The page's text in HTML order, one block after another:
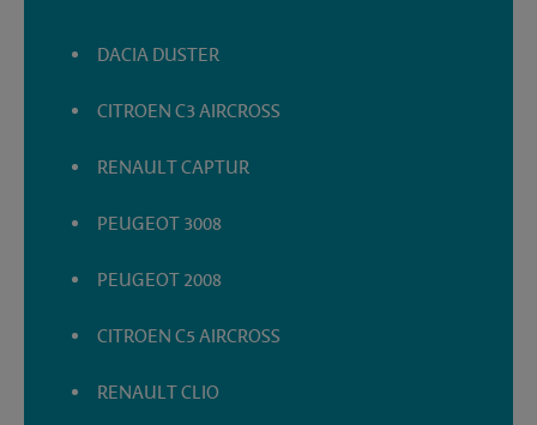
DACIA DUSTER
CITROEN C3 AIRCROSS
RENAULT CAPTUR
PEUGEOT 3008
PEUGEOT 2008
CITROEN C5 AIRCROSS
RENAULT CLIO